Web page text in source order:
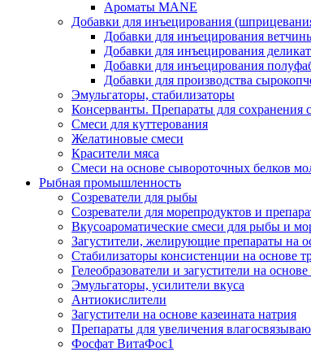
Ароматы MANE
Добавки для инъецирования
Добавки для инъецирования
Добавки для инъецирования
Добавки для инъецирования
Добавки для производства
Эмульгаторы, стабилизаторы
Консерванты. Препараты для сохранения
Смеси для куттерования
Желатиновые смеси
Красители мяса
Смеси на основе сывороточных белков
Рыбная промышленность
Созреватели для рыбы
Созреватели для морепродуктов и
Вкусоароматические смеси для рыбы и
Загустители, желирующие препараты на
Стабилизаторы консистенции на основе
Гелеобразователи и загустители на
Эмульгаторы, усилители вкуса
Антиокислители
Загустители на основе казеината натрия
Препараты для увеличения
Фосфат ВитаФос1